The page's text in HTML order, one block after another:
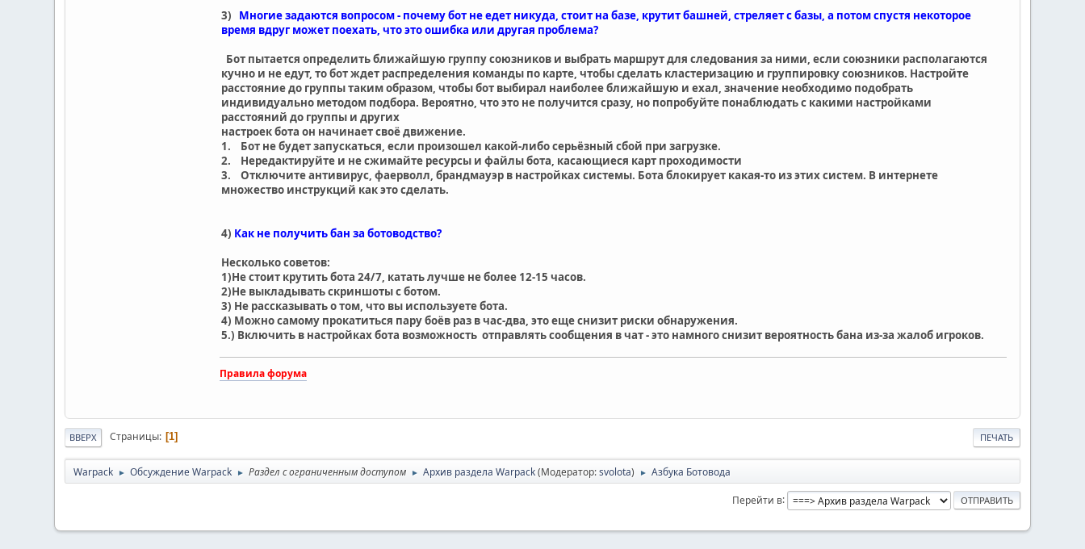
3) Многие задаются вопросом - почему бот не едет никуда, стоит на базе, крутит башней, стреляет с базы, а потом спустя некоторое
время вдруг может поехать, что это ошибка или другая проблема?
Бот пытается определить ближайшую группу союзников и выбрать маршрут для следования за ними, если союзники располагаются
кучно и не едут, то бот ждет распределения команды по карте, чтобы сделать кластеризацию и группировку союзников. Настройте
расстояние до группы таким образом, чтобы бот выбирал наиболее ближайшую и ехал, значение необходимо подобрать
индивидуально методом подбора. Вероятно, что это не получится сразу, но попробуйте понаблюдать с какими настройками
расстояний до группы и других
настроек бота он начинает своё движение.
1. Бот не будет запускаться, если произошел какой-либо серьёзный сбой при загрузке.
2. Нередактируйте и не сжимайте ресурсы и файлы бота, касающиеся карт проходимости
3. Отключите антивирус, фаерволл, брандмауэр в настройках системы. Бота блокирует какая-то из этих систем. В интернете
множество инструкций как это сделать.
4) Как не получить бан за ботоводство?
Несколько советов:
1)Не стоит крутить бота 24/7, катать лучше не более 12-15 часов.
2)Не выкладывать скриншоты с ботом.
3) Не рассказывать о том, что вы используете бота.
4) Можно самому прокатиться пару боёв раз в час-два, это еще снизит риски обнаружения.
5.) Включить в настройках бота возможность отправлять сообщения в чат - это намного снизит вероятность бана из-за жалоб игроков.
Правила форума
ПЕЧАТЬ
ВВЕРХ Страницы 1
Warpack ► Обсуждение Warpack ► Раздел с ограниченным доступом ► Архив раздела Warpack(Модератор:svolota) ► Азбука Ботовода
Перейти в